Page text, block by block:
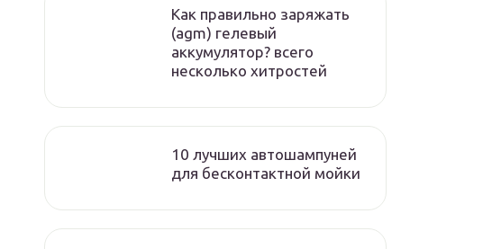
Как правильно заряжать
(agm) гелевый
аккумулятор? всего
несколько хитростей
10 лучших автошампуней
для бесконтактной мойки